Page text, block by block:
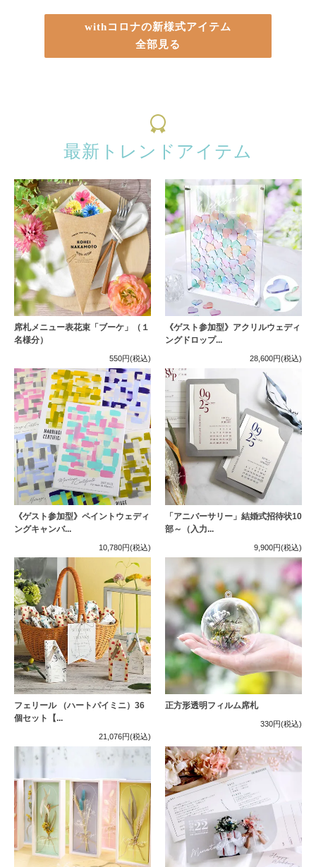
withコロナの新様式アイテム
全部見る
最新トレンドアイテム
席札メニュー表花束「ブーケ」（１
名様分）
550円(税込)
《ゲスト参加型》アクリルウェディ
ングドロップ...
28,600円(税込)
《ゲスト参加型》ペイントウェディ
ングキャンバ...
10,780円(税込)
「アニバーサリー」結婚式招待状10
部～（入力...
9,900円(税込)
フェリール （ハートパイミニ）36
個セット【...
21,076円(税込)
正方形透明フィルム席札
330円(税込)